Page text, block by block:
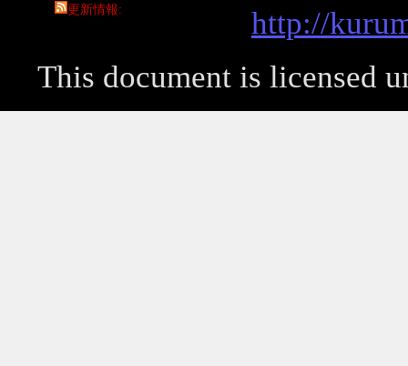
更新情報
http://
This document is licensed